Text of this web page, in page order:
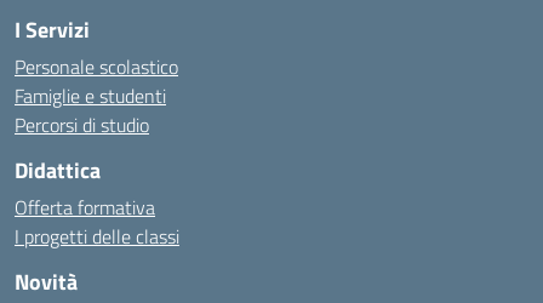
I Servizi
Personale scolastico
Famiglie e studenti
Percorsi di studio
Didattica
Offerta formativa
I progetti delle classi
Novità